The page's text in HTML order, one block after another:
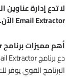
Email Extractor الآن.
أهم مميزات برنامج MS File Email Extractor
البرنامج القوي